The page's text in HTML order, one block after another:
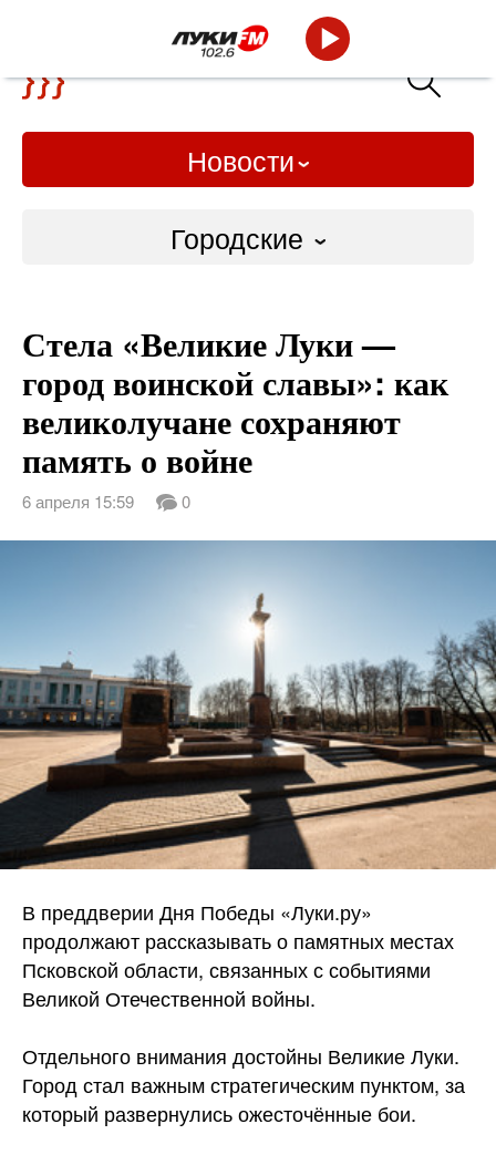
Новости
Городские
Слово Дело
Народные
ВТРК
Стела «Великие Луки —
город воинской славы»: как
великолучане сохраняют
память о войне
6 апреля 15:59 0
В преддверии Дня Победы «Луки.ру»
продолжают рассказывать о памятных местах
Псковской области, связанных с событиями
Великой Отечественной войны.
Отдельного внимания достойны Великие Луки.
Город стал важным стратегическим пунктом, за
который развернулись ожесточённые бои.